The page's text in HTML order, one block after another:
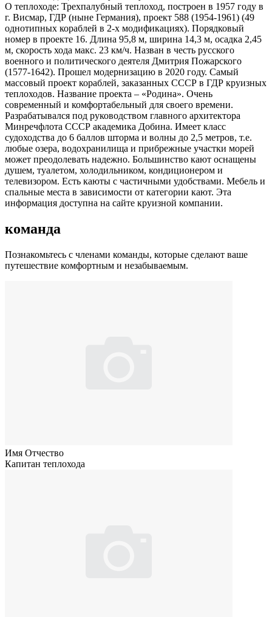
О теплоходе: Трехпалубный теплоход, построен в 1957 году в
г. Висмар, ГДР (ныне Германия), проект 588 (1954-1961) (49
однотипных кораблей в 2-х модификациях). Порядковый
номер в проекте 16. Длина 95,8 м, ширина 14,3 м, осадка 2,45
м, скорость хода макс. 23 км/ч. Назван в честь русского
военного и политического деятеля Дмитрия Пожарского
(1577-1642). Прошел модернизацию в 2020 году. Самый
массовый проект кораблей, заказанных СССР в ГДР круизных
теплоходов. Название проекта – «Родина». Очень
современный и комфортабельный для своего времени.
Разрабатывался под руководством главного архитектора
Минречфлота СССР академика Добина. Имеет класс
судоходства до 6 баллов шторма и волны до 2,5 метров, т.е.
любые озера, водохранилища и прибрежные участки морей
может преодолевать надежно. Большинство кают оснащены
душем, туалетом, холодильником, кондиционером и
телевизором. Есть каюты с частичными удобствами. Мебель и
спальные места в зависимости от категории кают. Эта
информация доступна на сайте круизной компании.
команда
Познакомьтесь с членами команды, которые сделают ваше
путешествие комфортным и незабываемым.
Имя Отчество
Капитан теплохода